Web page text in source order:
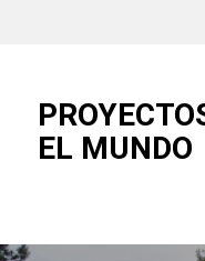
EL MUNDO